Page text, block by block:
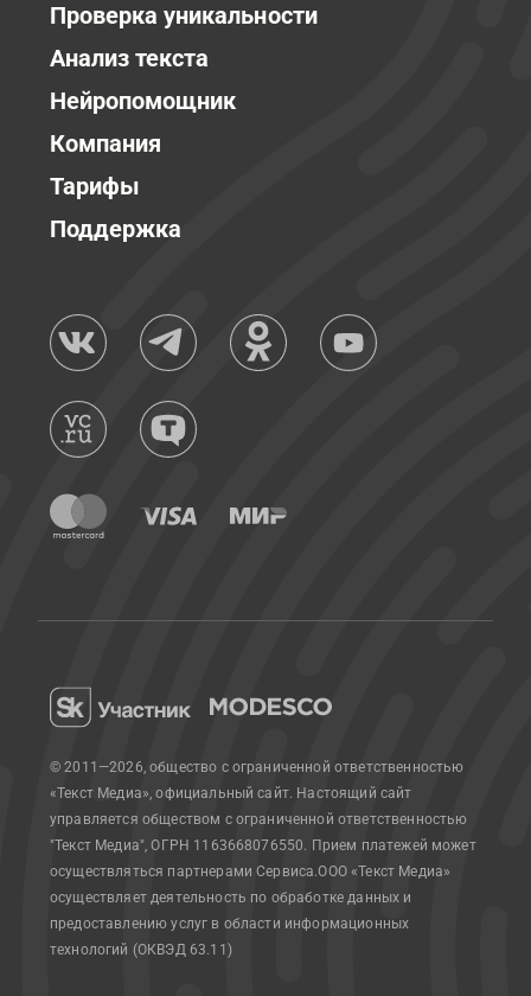
Проверка уникальности
Анализ текста
Нейропомощник
Компания
Тарифы
Поддержка
© 2011—2026, общество с ограниченной ответственностью
«Текст Медиа», официальный сайт. Настоящий сайт
управляется обществом с ограниченной ответственностью
"Текст Медиа", ОГРН 1163668076550. Прием платежей может
осуществляться партнерами Сервиса.ООО «Текст Медиа»
осуществляет деятельность по обработке данных и
предоставлению услуг в области информационных
технологий (ОКВЭД 63.11)